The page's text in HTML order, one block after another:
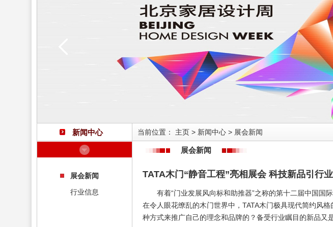
新闻中心
展会新闻
行业信息
当前位置： 主页 > 新闻中心 > 展会新闻
展会新闻
TATA木门“静音工程”亮相展会 科技新品引行
有着“门业发展风向标和助推器”之称的第十二届中国国际
在令人眼花缭乱的木门世界中，TATA木门极具现代简约风
种方式来推广自己的理念和品牌的？备受行业瞩目的新品又